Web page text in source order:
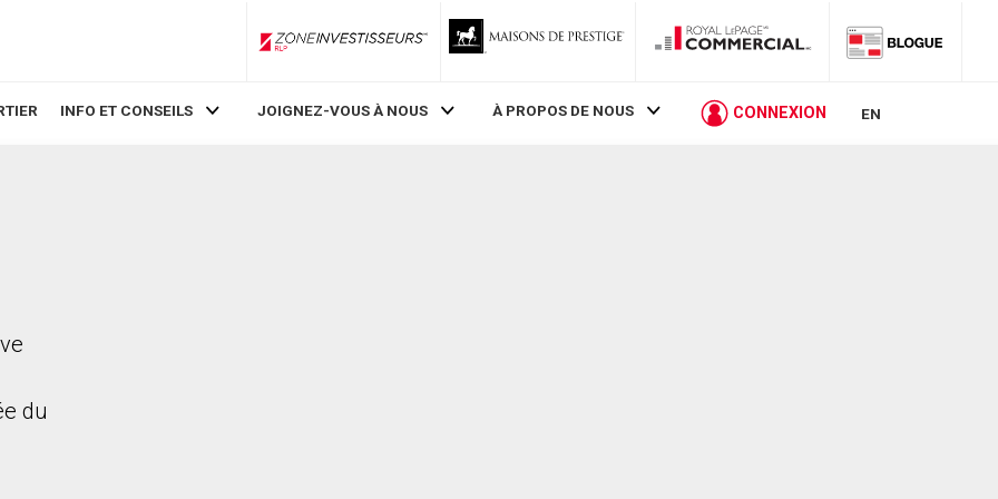
ZoneInvestisseurs RLP
INFO ET CONSEILS JOIGNEZ-VOUS À NOUS À PROPOS DE NOUS CONNEXION EN
du